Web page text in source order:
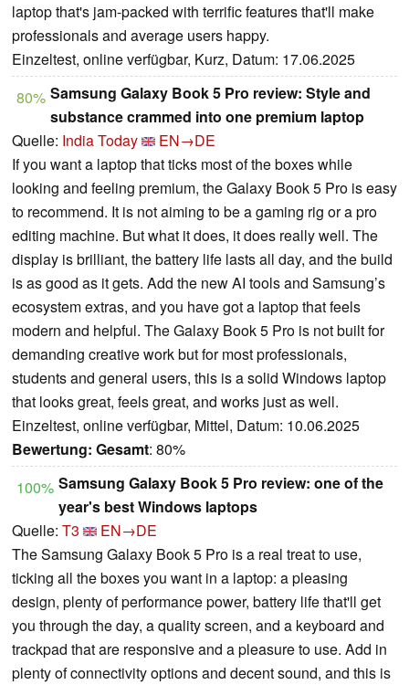
laptop that's jam-packed with terrific features that'll make
professionals and average users happy.
Einzeltest, online verfügbar, Kurz, Datum: 17.06.2025
80% Samsung Galaxy Book 5 Pro review: Style and
substance crammed into one premium laptop
Quelle: India Today
EN→DE
If you want a laptop that ticks most of the boxes while
looking and feeling premium, the Galaxy Book 5 Pro is easy
to recommend. It is not aiming to be a gaming rig or a pro
editing machine. But what it does, it does really well. The
display is brilliant, the battery life lasts all day, and the build
is as good as it gets. Add the new AI tools and Samsung’s
ecosystem extras, and you have got a laptop that feels
modern and helpful. The Galaxy Book 5 Pro is not built for
demanding creative work but for most professionals,
students and general users, this is a solid Windows laptop
that looks great, feels great, and works just as well.
Einzeltest, online verfügbar, Mittel, Datum: 10.06.2025
Bewertung: Gesamt: 80%
100% Samsung Galaxy Book 5 Pro review: one of the
year's best Windows laptops
Quelle: T3
EN→DE
The Samsung Galaxy Book 5 Pro is a real treat to use,
ticking all the boxes you want in a laptop: a pleasing
design, plenty of performance power, battery life that'll get
you through the day, a quality screen, and a keyboard and
trackpad that are responsive and a pleasure to use. Add in
plenty of connectivity options and decent sound, and this is